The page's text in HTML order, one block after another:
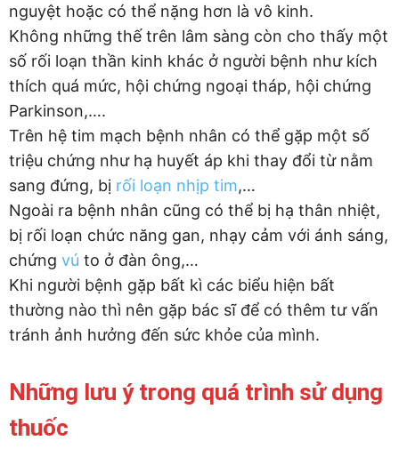
nguyệt hoặc có thể nặng hơn là vô kinh.
Không những thế trên lâm sàng còn cho thấy một
số rối loạn thần kinh khác ở người bệnh như kích
thích quá mức, hội chứng ngoại tháp, hội chứng
Parkinson,….
Trên hệ tim mạch bệnh nhân có thể gặp một số
triệu chứng như hạ huyết áp khi thay đổi từ nằm
sang đứng, bị rối loạn nhịp tim,…
Ngoài ra bệnh nhân cũng có thể bị hạ thân nhiệt,
bị rối loạn chức năng gan, nhạy cảm với ánh sáng,
chứng vú to ở đàn ông,…
Khi người bệnh gặp bất kì các biểu hiện bất
thường nào thì nên gặp bác sĩ để có thêm tư vấn
tránh ảnh hưởng đến sức khỏe của mình.
Những lưu ý trong quá trình sử dụng
thuốc